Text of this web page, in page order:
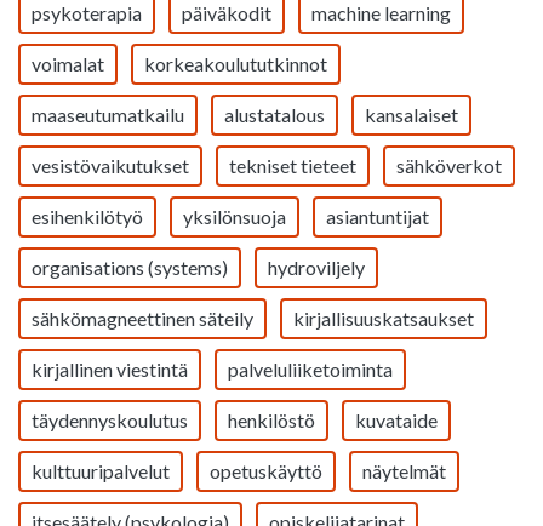
psykoterapia päiväkodit machine learning
voimalat korkeakoulututkinnot
maaseutumatkailu alustatalous kansalaiset
vesistövaikutukset tekniset tieteet sähköverkot
esihenkilötyö yksilönsuoja asiantuntijat
organisations (systems) hydroviljely
sähkömagneettinen säteily kirjallisuuskatsaukset
kirjallinen viestintä palveluliiketoiminta
täydennyskoulutus henkilöstö kuvataide
kulttuuripalvelut opetuskäyttö näytelmät